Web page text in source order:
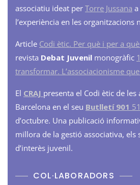
associatiu ideat per Torre Jussana
l’experiència en les organitzacions
Article Codi ètic. Per què i per a
revista Debat Juvenil monogràfic
transformar. L’associacionisme
El CRAJ presenta el Codi ètic de les
Barcelona en el seu Butlletí 901
d’octubre. Una publicació
millora de la gestió associativa, els
d’interès juvenil.
COL·LABORADORS